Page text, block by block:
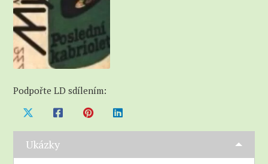
Podpořte LD sdílením:
Ukázky